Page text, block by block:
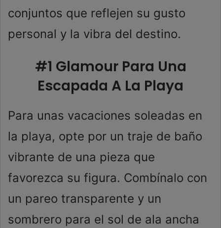
conjuntos que reflejen su gusto
personal y la vibra del destino.
#1 Glamour Para Una
Escapada A La Playa
Para unas vacaciones soleadas en
la playa, opte por un traje de baño
vibrante de una pieza que
favorezca su figura. Combínalo con
un pareo transparente y un
sombrero para el sol de ala ancha